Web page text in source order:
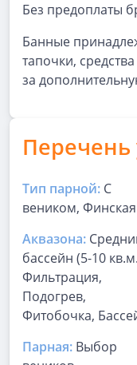
Без предоплаты
Банные
тапочки,
за
Перечень
Тип парной: С
веником, Финская
Аквазона:
бассейн (5-10
Фильтрация,
Подогрев,
Фитобочка,
Парная: Выбор